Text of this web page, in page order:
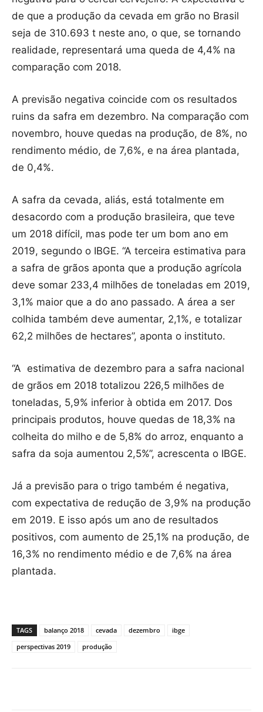
de que a produção da cevada em grão no Brasil
seja de 310.693 t neste ano, o que, se tornando
realidade, representará uma queda de 4,4% na
comparação com 2018.
A previsão negativa coincide com os resultados
ruins da safra em dezembro. Na comparação com
novembro, houve quedas na produção, de 8%, no
rendimento médio, de 7,6%, e na área plantada,
de 0,4%.
A safra da cevada, aliás, está totalmente em
desacordo com a produção brasileira, que teve
um 2018 difícil, mas pode ter um bom ano em
2019, segundo o IBGE. “A terceira estimativa para
a safra de grãos aponta que a produção agrícola
deve somar 233,4 milhões de toneladas em 2019,
3,1% maior que a do ano passado. A área a ser
colhida também deve aumentar, 2,1%, e totalizar
62,2 milhões de hectares”, aponta o instituto.
“A estimativa de dezembro para a safra nacional
de grãos em 2018 totalizou 226,5 milhões de
toneladas, 5,9% inferior à obtida em 2017. Dos
principais produtos, houve quedas de 18,3% na
colheita do milho e de 5,8% do arroz, enquanto a
safra da soja aumentou 2,5%”, acrescenta o IBGE.
Já a previsão para o trigo também é negativa,
com expectativa de redução de 3,9% na produção
em 2019. E isso após um ano de resultados
positivos, com aumento de 25,1% na produção, de
16,3% no rendimento médio e de 7,6% na área
plantada.
TAGS balanço 2018 cevada dezembro
ibge
perspectivas 2019
produção